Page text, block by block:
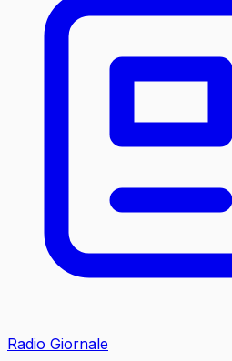
Radio Giornale